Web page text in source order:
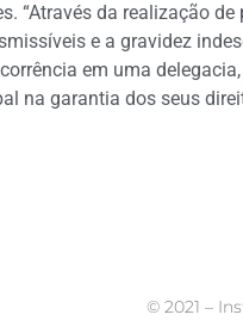
“Através da realização
e a gravidez
em uma
na garantia dos seus
© 2021 –